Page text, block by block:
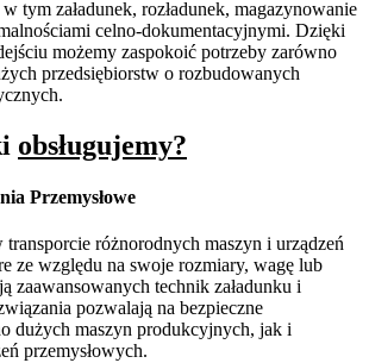
tym załadunek, rozładunek, magazynowanie
celno-dokumentacyjnymi. Dzięki
możemy zaspokoić potrzeby zarówno
przedsiębiorstw o rozbudowanych
obsługujemy?
Przemysłowe
transporcie różnorodnych maszyn i urządzeń
ze względu na swoje rozmiary, wagę lub
zaawansowanych technik załadunku i
pozwalają na bezpieczne
dużych maszyn produkcyjnych, jak i
przemysłowych.